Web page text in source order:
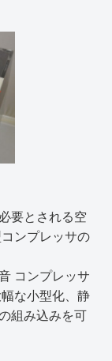
要とされる空
ンプレッサの
コンプレッサ
な小型化、静
組み込みを可